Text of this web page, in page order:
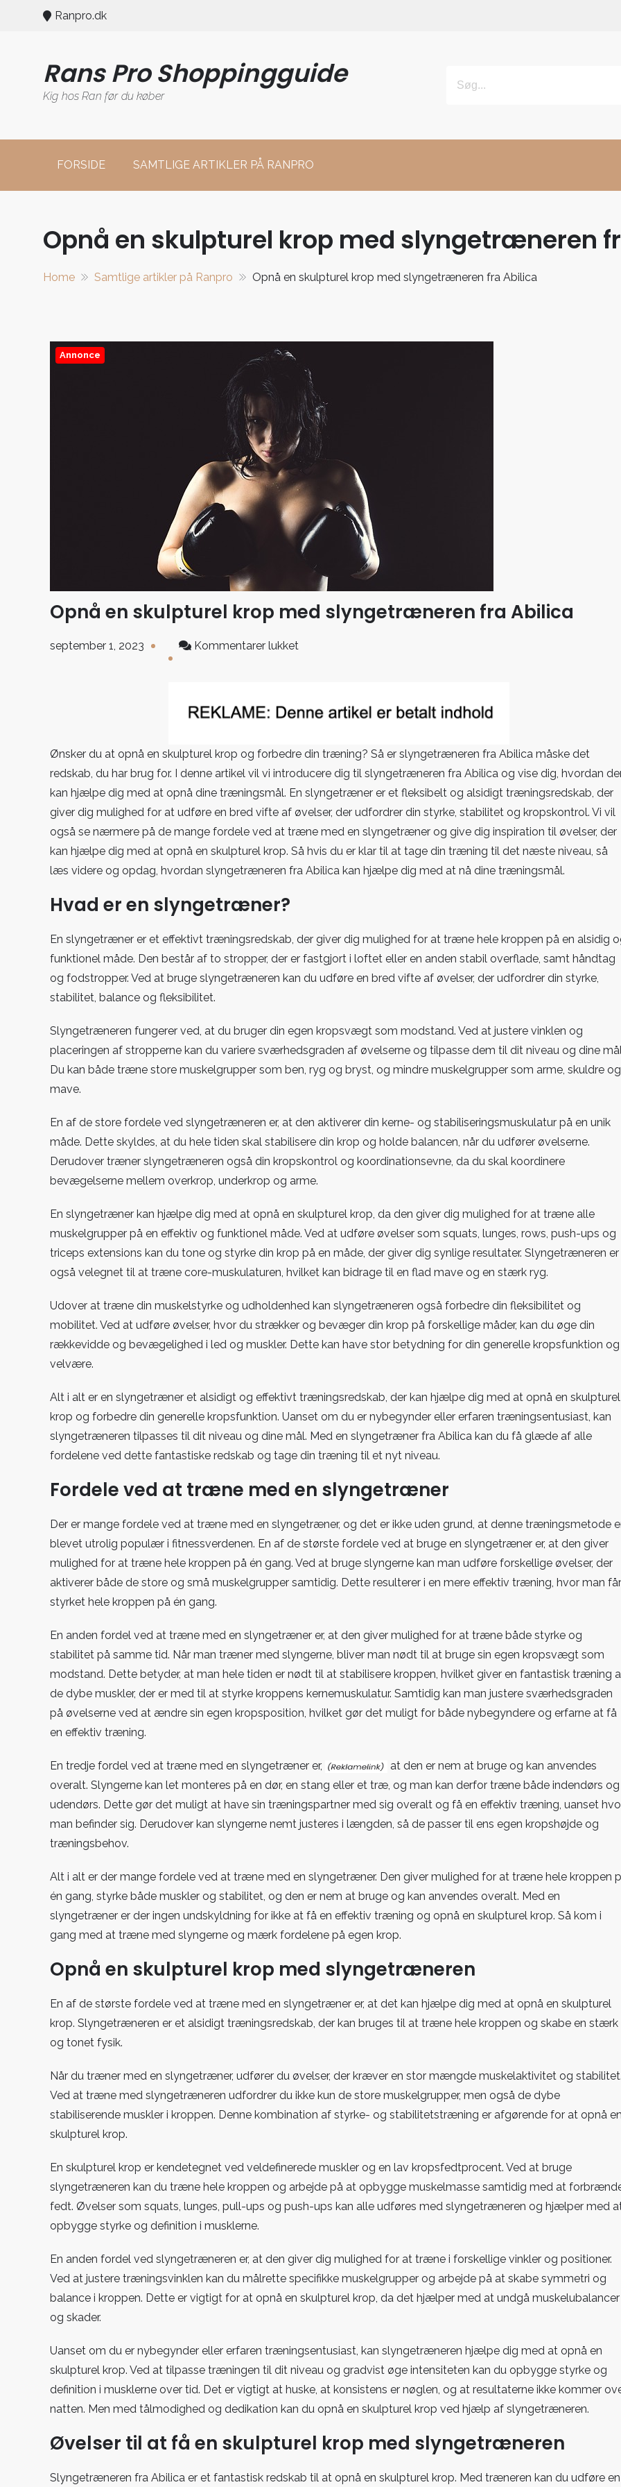
Ranpro.dk
Rans Pro Shoppingguide
Kig hos Ran før du køber
FORSIDE SAMTLIGE ARTIKLER PÅ RANPRO
Opnå en skulpturel krop med slyngetræneren
Home Samtlige artikler på Ranpro Opnå en skulpturel krop med slyngetræneren fra Abilica
Annonce
Opnå en skulpturel krop med slyngetræneren fra Abilica
september 1, 2023 Kommentarer lukkettil
krop
slyngetræneren
fra
Ønsker du at opnå en skulpturel krop og forbedre din træning? Så er slyngetræneren fra Abilica måske det
redskab, du har brug for. I denne artikel vil vi introducere dig til slyngetræneren fra Abilica og vise dig, hvordan
kan hjælpe dig med at opnå dine træningsmål. En slyngetræner er et fleksibelt og alsidigt træningsredskab, der
giver dig mulighed for at udføre en bred vifte af øvelser, der udfordrer din styrke, stabilitet og kropskontrol. Vi vil
også se nærmere på de mange fordele ved at træne med en slyngetræner og give dig inspiration til øvelser, der
kan hjælpe dig med at opnå en skulpturel krop. Så hvis du er klar til at tage din træning til det næste niveau, så
læs videre og opdag, hvordan slyngetræneren fra Abilica kan hjælpe dig med at nå dine træningsmål.
Hvad er en slyngetræner?
En slyngetræner er et effektivt træningsredskab, der giver dig mulighed for at træne hele kroppen på en alsidig
funktionel måde. Den består af to stropper, der er fastgjort i loftet eller en anden stabil overflade, samt håndtag
og fodstropper. Ved at bruge slyngetræneren kan du udføre en bred vifte af øvelser, der udfordrer din styrke,
stabilitet, balance og fleksibilitet.
Slyngetræneren fungerer ved, at du bruger din egen kropsvægt som modstand. Ved at justere vinklen og
placeringen af stropperne kan du variere sværhedsgraden af øvelserne og tilpasse dem til dit niveau og dine
Du kan både træne store muskelgrupper som ben, ryg og bryst, og mindre muskelgrupper som arme, skuldre og
mave.
En af de store fordele ved slyngetræneren er, at den aktiverer din kerne- og stabiliseringsmuskulatur på en unik
måde. Dette skyldes, at du hele tiden skal stabilisere din krop og holde balancen, når du udfører øvelserne.
Derudover træner slyngetræneren også din kropskontrol og koordinationsevne, da du skal koordinere
bevægelserne mellem overkrop, underkrop og arme.
En slyngetræner kan hjælpe dig med at opnå en skulpturel krop, da den giver dig mulighed for at træne alle
muskelgrupper på en effektiv og funktionel måde. Ved at udføre øvelser som squats, lunges, rows, push-ups og
triceps extensions kan du tone og styrke din krop på en måde, der giver dig synlige resultater. Slyngetræneren er
også velegnet til at træne core-muskulaturen, hvilket kan bidrage til en flad mave og en stærk ryg.
Udover at træne din muskelstyrke og udholdenhed kan slyngetræneren også forbedre din fleksibilitet og
mobilitet. Ved at udføre øvelser, hvor du strækker og bevæger din krop på forskellige måder, kan du øge din
rækkevidde og bevægelighed i led og muskler. Dette kan have stor betydning for din generelle kropsfunktion og
velvære.
Alt i alt er en slyngetræner et alsidigt og effektivt træningsredskab, der kan hjælpe dig med at opnå en skulpturel
krop og forbedre din generelle kropsfunktion. Uanset om du er nybegynder eller erfaren træningsentusiast, kan
slyngetræneren tilpasses til dit niveau og dine mål. Med en slyngetræner fra Abilica kan du få glæde af alle
fordelene ved dette fantastiske redskab og tage din træning til et nyt niveau.
Fordele ved at træne med en slyngetræner
Der er mange fordele ved at træne med en slyngetræner, og det er ikke uden grund, at denne træningsmetode
blevet utrolig populær i fitnessverdenen. En af de største fordele ved at bruge en slyngetræner er, at den giver
mulighed for at træne hele kroppen på én gang. Ved at bruge slyngerne kan man udføre forskellige øvelser, der
aktiverer både de store og små muskelgrupper samtidig. Dette resulterer i en mere effektiv træning, hvor man får
styrket hele kroppen på én gang.
En anden fordel ved at træne med en slyngetræner er, at den giver mulighed for at træne både styrke og
stabilitet på samme tid. Når man træner med slyngerne, bliver man nødt til at bruge sin egen kropsvægt som
modstand. Dette betyder, at man hele tiden er nødt til at stabilisere kroppen, hvilket giver en fantastisk træning
de dybe muskler, der er med til at styrke kroppens kernemuskulatur. Samtidig kan man justere sværhedsgraden
på øvelserne ved at ændre sin egen kropsposition, hvilket gør det muligt for både nybegyndere og erfarne at få
en effektiv træning.
En tredje fordel ved at træne med en slyngetræner er,
at den er nem at bruge og kan anvendes
overalt. Slyngerne kan let monteres på en dør, en stang eller et træ, og man kan derfor træne både indendørs og
udendørs. Dette gør det muligt at have sin træningspartner med sig overalt og få en effektiv træning, uanset
man befinder sig. Derudover kan slyngerne nemt justeres i længden, så de passer til ens egen kropshøjde og
træningsbehov.
Alt i alt er der mange fordele ved at træne med en slyngetræner. Den giver mulighed for at træne hele kroppen
én gang, styrke både muskler og stabilitet, og den er nem at bruge og kan anvendes overalt. Med en
slyngetræner er der ingen undskyldning for ikke at få en effektiv træning og opnå en skulpturel krop. Så kom i
gang med at træne med slyngerne og mærk fordelene på egen krop.
Opnå en skulpturel krop med slyngetræneren
En af de største fordele ved at træne med en slyngetræner er, at det kan hjælpe dig med at opnå en skulpturel
krop. Slyngetræneren er et alsidigt træningsredskab, der kan bruges til at træne hele kroppen og skabe en stærk
og tonet fysik.
Når du træner med en slyngetræner, udfører du øvelser, der kræver en stor mængde muskelaktivitet og
Ved at træne med slyngetræneren udfordrer du ikke kun de store muskelgrupper, men også de dybe
stabiliserende muskler i kroppen. Denne kombination af styrke- og stabilitetstræning er afgørende for at opnå
skulpturel krop.
En skulpturel krop er kendetegnet ved veldefinerede muskler og en lav kropsfedtprocent. Ved at bruge
slyngetræneren kan du træne hele kroppen og arbejde på at opbygge muskelmasse samtidig med at
fedt. Øvelser som squats, lunges, pull-ups og push-ups kan alle udføres med slyngetræneren og hjælper med
opbygge styrke og definition i musklerne.
En anden fordel ved slyngetræneren er, at den giver dig mulighed for at træne i forskellige vinkler og positioner.
Ved at justere træningsvinklen kan du målrette specifikke muskelgrupper og arbejde på at skabe symmetri og
balance i kroppen. Dette er vigtigt for at opnå en skulpturel krop, da det hjælper med at undgå muskelubalancer
og skader.
Uanset om du er nybegynder eller erfaren træningsentusiast, kan slyngetræneren hjælpe dig med at opnå en
skulpturel krop. Ved at tilpasse træningen til dit niveau og gradvist øge intensiteten kan du opbygge styrke og
definition i musklerne over tid. Det er vigtigt at huske, at konsistens er nøglen, og at resultaterne ikke kommer
natten. Men med tålmodighed og dedikation kan du opnå en skulpturel krop ved hjælp af slyngetræneren.
Øvelser til at få en skulpturel krop med slyngetræneren
Slyngetræneren fra Abilica er et fantastisk redskab til at opnå en skulpturel krop. Med træneren kan du udføre en